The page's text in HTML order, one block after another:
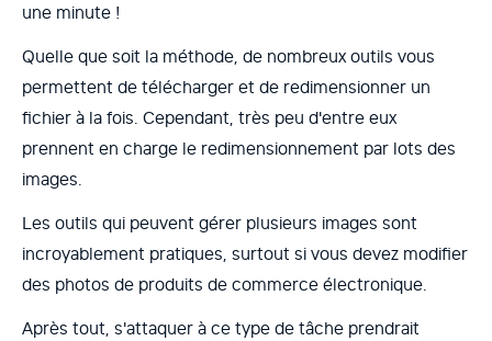
une minute !
Quelle que soit la méthode, de nombreux outils vous
permettent de télécharger et de redimensionner un
fichier à la fois. Cependant, très peu d'entre eux
prennent en charge le redimensionnement par lots des
images.
Les outils qui peuvent gérer plusieurs images sont
incroyablement pratiques, surtout si vous devez modifier
des photos de produits de commerce électronique.
Après tout, s'attaquer à ce type de tâche prendrait